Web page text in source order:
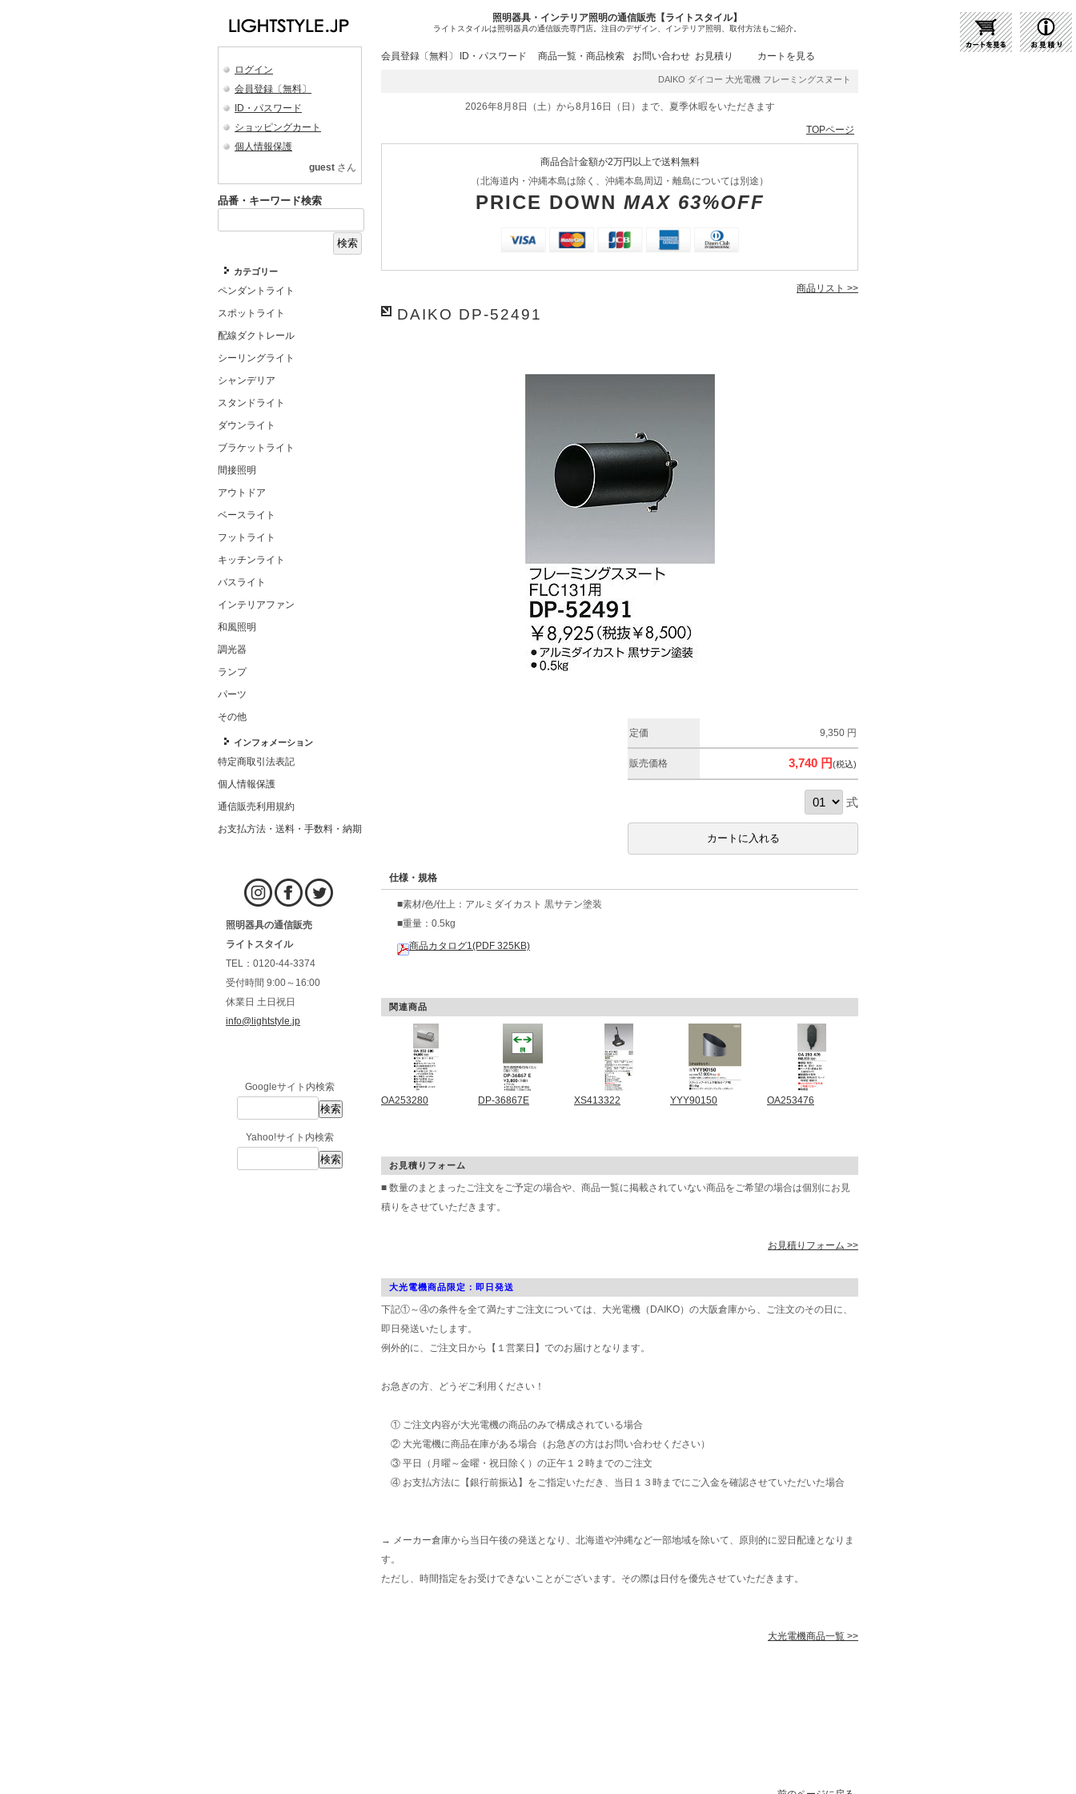
照明器具・インテリア照明の通信販売【ライトスタイル】
ライトスタイルは照明器具の通信販売専門店。注目のデザイン、インテリア照明、取付方法もご紹介。
ログイン
会員登録〔無料〕
ID・パスワード
ショッピングカート
個人情報保護
guest さん
品番・キーワード検索
カテゴリー
ペンダントライト
スポットライト
配線ダクトレール
シーリングライト
シャンデリア
スタンドライト
ダウンライト
ブラケットライト
間接照明
アウトドア
ベースライト
フットライト
キッチンライト
バスライト
インテリアファン
和風照明
調光器
ランプ
パーツ
その他
インフォメーション
特定商取引法表記
個人情報保護
通信販売利用規約
お支払方法・送料・手数料・納期
照明器具の通信販売
ライトスタイル
TEL：0120-44-3374
受付時間 9:00～16:00
休業日 土日祝日
info@lightstyle.jp
Googleサイト内検索
Yahoo!サイト内検索
会員登録〔無料〕 ID・パスワード 商品一覧・商品検索 お問い合わせ お見積り カートを見る
DAIKO ダイコー 大光電機 フレーミングスヌート その他部品 DP-52491 | 商品紹介 | 照明器具の通販・イン
2026年8月8日（土）から8月16日（日）まで、夏季休暇をいただきます
TOPページ
商品合計金額が2万円以上で送料無料
（北海道内・沖縄本島は除く、沖縄本島周辺・離島については別途）
PRICE DOWN MAX 63%OFF
商品リスト >>
DAIKO DP-52491
定価 9,350 円
販売価格 3,740 円(税込)
式
仕様・規格
■素材/色/仕上：アルミダイカスト 黒サテン塗装
■重量：0.5kg
商品カタログ1(PDF 325KB)
関連商品
OA253280 DP-36867E XS413322 YYY90150 OA253476
お見積りフォーム
■ 数量のまとまったご注文をご予定の場合や、商品一覧に掲載されていない商品をご希望の場合は個別にお見
積りをさせていただきます。
お見積りフォーム >>
大光電機商品限定：即日発送
下記①～④の条件を全て満たすご注文については、大光電機（DAIKO）の大阪倉庫から、ご注文のその日に、
即日発送いたします。
例外的に、ご注文日から【１営業日】でのお届けとなります。
お急ぎの方、どうぞご利用ください！
① ご注文内容が大光電機の商品のみで構成されている場合
② 大光電機に商品在庫がある場合（お急ぎの方はお問い合わせください）
③ 平日（月曜～金曜・祝日除く）の正午１２時までのご注文
④ お支払方法に【銀行前振込】をご指定いただき、当日１３時までにご入金を確認させていただいた場合
→ メーカー倉庫から当日午後の発送となり、北海道や沖縄など一部地域を除いて、原則的に翌日配達となりま
す。
ただし、時間指定をお受けできないことがございます。その際は日付を優先させていただきます。
大光電機商品一覧 >>